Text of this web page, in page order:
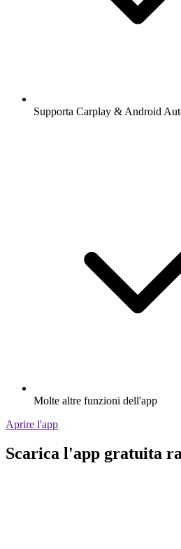
Supporta Carplay & Android
Molte altre funzioni dell'app
Aprire l'app
Scarica l'app gratuita